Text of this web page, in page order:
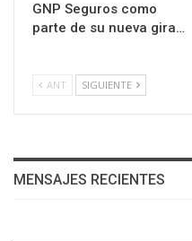
GNP Seguros como
parte de su nueva gira…
ANT SIGUIENTE
MENSAJES RECIENTES